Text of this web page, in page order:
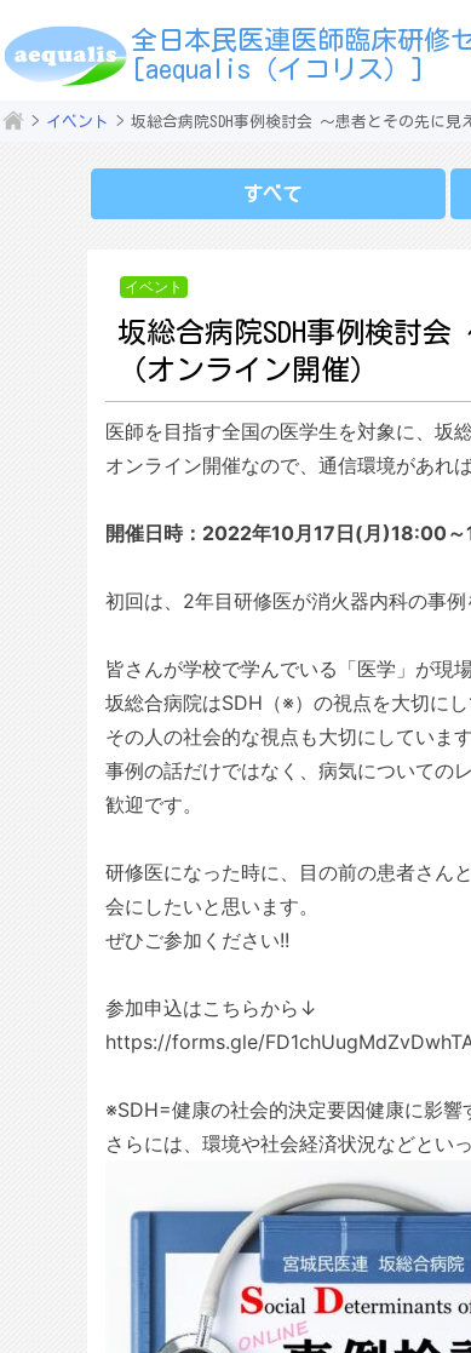
全日本民医連医師臨床研修
[aequalis（イコリス）]
イベント 坂総合病院SDH事例検討会 ～患者とその先に
すべて
イベント
坂総合病院SDH事例検討
（オンライン開催）
医師を目指す全国の医学生を対象に、坂
オンライン開催なので、通信環境があれ
開催日時：2022年10月17日(月)18:00
初回は、2年目研修医が消火器内科の事例
皆さんが学校で学んでいる「医学」が現
坂総合病院はSDH（※）の視点を大切に
その人の社会的な視点も大切にしています
事例の話だけではなく、病気についての
歓迎です。
研修医になった時に、目の前の患者さん
会にしたいと思います。
ぜひご参加ください!!
参加申込はこちらから↓
https://forms.gle/
※SDH=健康の社会的決定要因健康に影
さらには、環境や社会経済状況などとい